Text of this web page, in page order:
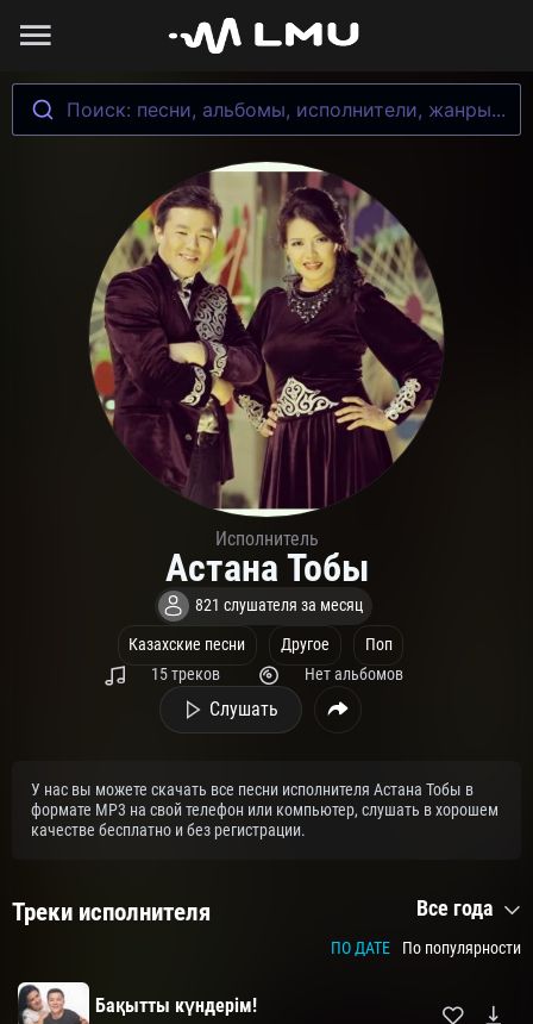
Поиск: песни, альбомы, исполнители, жанры...
Исполнитель
Астана Тобы
821 слушателя за месяц
Казахские песни
Другое
Поп
15 треков
Нет альбомов
Слушать
У нас вы можете скачать все песни исполнителя Астана Тобы в
формате MP3 на свой телефон или компьютер, слушать в хорошем
качестве бесплатно и без регистрации.
Треки исполнителя Все года
ПО ДАТЕ По популярности
Бақытты күндерім!